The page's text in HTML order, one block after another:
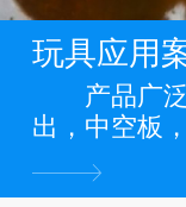
玩具应用
产品广泛
出，中空板
管，缠绕管
材，PP片材